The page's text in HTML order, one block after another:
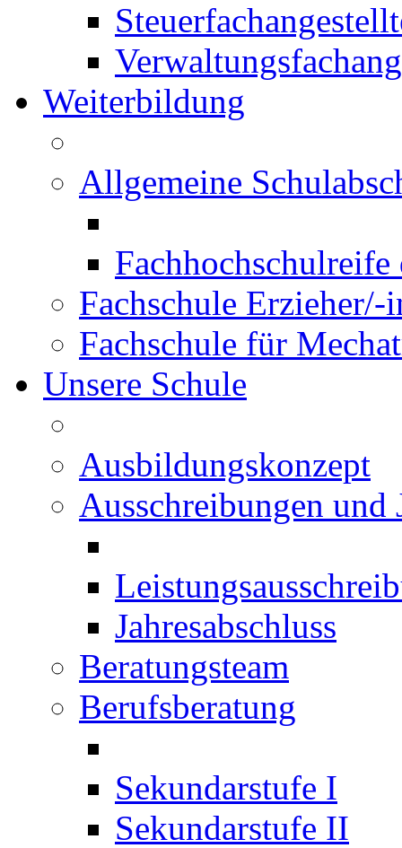
Weiterbildung
Allgemeine
Fachschule Erzieher/-
Fachschule für
Unsere Schule
Ausbildungskonzept
Ausschreibungen und
Jahresabschluss
Beratungsteam
Berufsberatung
Sekundarstufe I
Sekundarstufe II